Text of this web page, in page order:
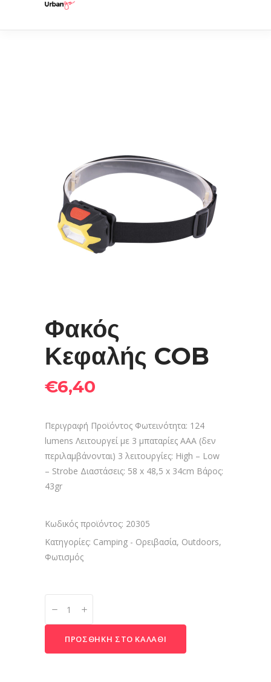
Φακός
Κεφαλής COB
€6,40
Περιγραφή Προϊόντος Φωτεινότητα: 124
lumens Λειτουργεί με 3 μπαταρίες ΑΑΑ (δεν
περιλαμβάνονται) 3 λειτουργίες: High – Low
– Strobe Διαστάσεις: 58 x 48,5 x 34cm Βάρος:
43gr
Κωδικός προϊόντος: 20305
Κατηγορίες: Camping - Ορειβασία, Outdoors,
Φωτισμός
Κεφαλής
ΠΡΟΣΘΉΚΗ ΣΤΟ ΚΑΛΆΘΙ